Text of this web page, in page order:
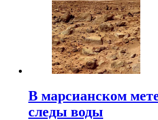
В марсианском
следы воды